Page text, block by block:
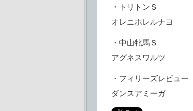
・トリトンＳ
オレニホレルナヨ
・中山牝馬Ｓ
アグネスワルツ
・フィリーズレビュー
ダンスアミーガ